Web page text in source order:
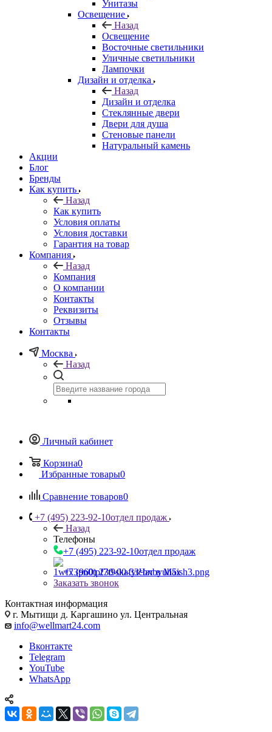
Унитазы
Освещение
Назад
Освещение
Восточные светильники
Уличные светильники
Лампочки
Дизайн и отделка
Назад
Дизайн и отделка
Стеклянные двери
Двери для душа
Стеновые панели
Натуральный камень
Акции
Блог
Бренды
Как купить
Назад
Как купить
Условия оплаты
Условия доставки
Гарантия на товар
Компания
Назад
Компания
О компании
Контакты
Реквизиты
Отзывы
Контакты
Москва
Назад
Личный кабинет
Корзина0
Избранные товары0
Сравнение товаров0
+7 (495) 223-92-10отдел продаж
Назад
Телефоны
+7 (495) 223-92-10отдел продаж
+7 (960) 230-00-33Чат в Max
Заказать звонок
Контактная информация
г. Мытищи д. Каргашино ул. Центральная
info@wellmart24.com
Вконтакте
Telegram
YouTube
WhatsApp